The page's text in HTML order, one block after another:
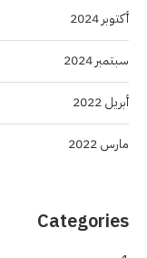
أكتوبر 2024
سبتمبر 2024
أبريل 2022
مارس 2022
Categories